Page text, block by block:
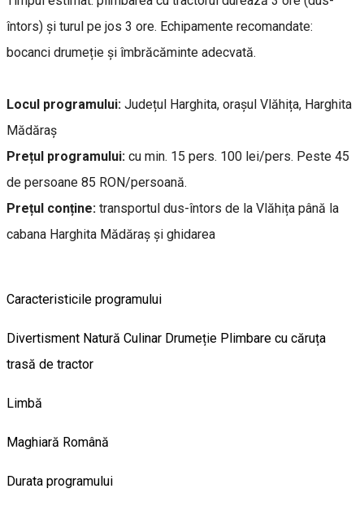
întors) și turul pe jos 3 ore. Echipamente recomandate:
bocanci drumeție și îmbrăcăminte adecvată.
Locul programului: Județul Harghita, orașul Vlăhița, Harghita
Mădăraș
Prețul programului: cu min. 15 pers. 100 lei/pers. Peste 45
de persoane 85 RON/persoană.
Prețul conține: transportul dus-întors de la Vlăhița până la
cabana Harghita Mădăraș și ghidarea
Caracteristicile programului
Divertisment Natură Culinar Drumeție Plimbare cu căruța
trasă de tractor
Limbă
Maghiară Română
Durata programului